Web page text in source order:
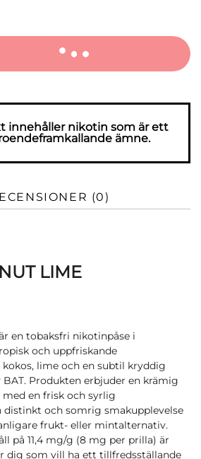
innehåller nikotin som är ett
ämne.
(0)
LIME
en tobaksfri nikotinpåse i
och uppfriskande
lime och en subtil kryddig
Produkten erbjuder en krämig
en frisk och syrlig
och somrig smakupplevelse
frukt- eller mintalternativ.
på 11,4 mg/g (8 mg per prilla) är
dig som vill ha ett tillfredsställande